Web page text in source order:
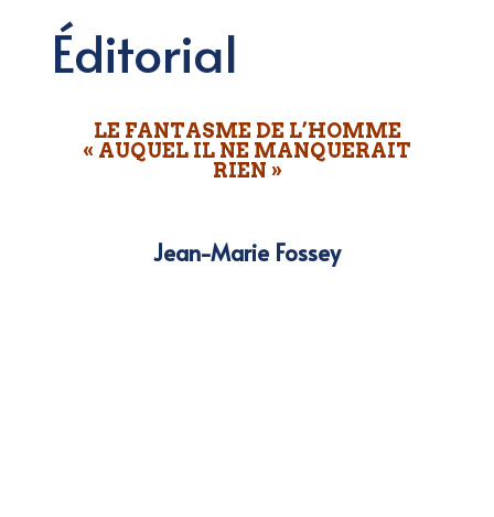
Éditorial
LE FANTASME DE L’HOMME
« AUQUEL IL NE MANQUERAIT
RIEN »
Jean-Marie Fossey